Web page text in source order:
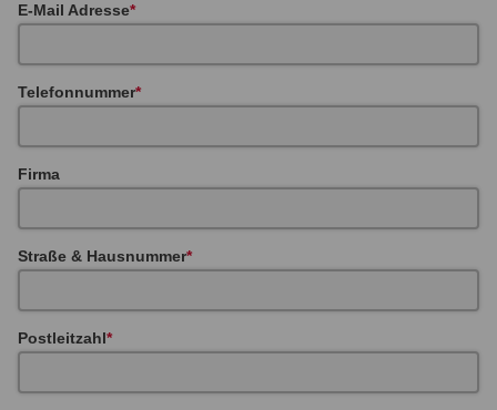
E-Mail Adresse
Telefonnummer
Firma
Straße & Hausnummer
Postleitzahl